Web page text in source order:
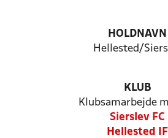
HOLDNAVN
Hellested/
KLUB
Klubsamarbejde
Sierslev FC
Hellested IF